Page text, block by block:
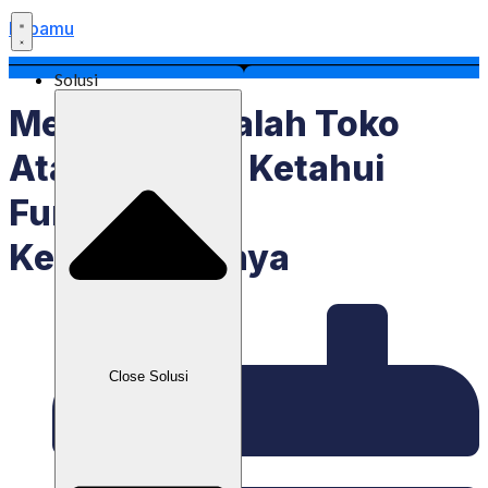
Labamu
Solusi
Close Solusi
Merchant Adalah Toko
Atau Penjual, Ketahui
Fungsi Dan
Keuntungannya